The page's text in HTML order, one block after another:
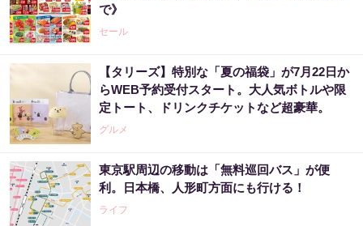
で》
セール
【タリーズ】特別な「夏の福袋」が7月22日か
らWEB予約受付スタート。大人気ボトルや限
定トート、ドリンクチケットなど超豪華。
グルメ
東京駅周辺の移動は「無料巡回バス」が便
利。日本橋、人形町方面にも行ける！
ライフ